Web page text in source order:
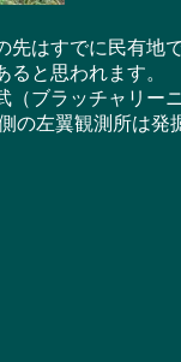
はすでに民有地
と思われます。
ブラッチャリー
の左翼観測所は